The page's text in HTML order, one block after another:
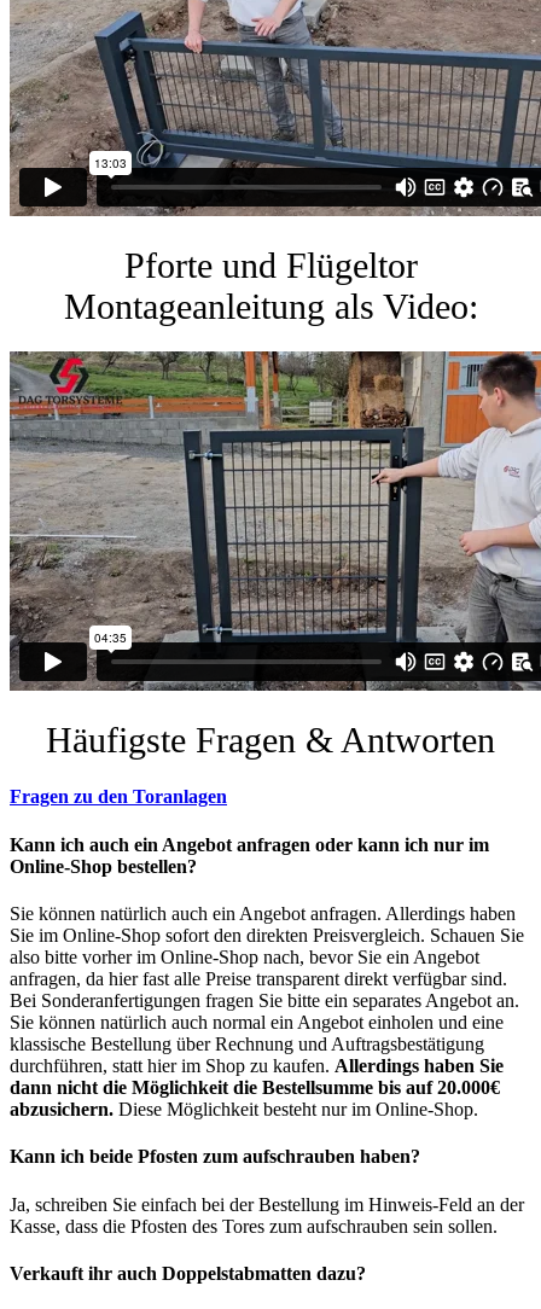
Pforte und Flügeltor
Montageanleitung als Video:
Häufigste Fragen & Antworten
Fragen zu den Toranlagen
Kann ich auch ein Angebot anfragen oder kann ich nur im
Online-Shop bestellen?
Sie können natürlich auch ein Angebot anfragen. Allerdings haben
Sie im Online-Shop sofort den direkten Preisvergleich. Schauen Sie
also bitte vorher im Online-Shop nach, bevor Sie ein Angebot
anfragen, da hier fast alle Preise transparent direkt verfügbar sind.
Bei Sonderanfertigungen fragen Sie bitte ein separates Angebot an.
Sie können natürlich auch normal ein Angebot einholen und eine
klassische Bestellung über Rechnung und Auftragsbestätigung
durchführen, statt hier im Shop zu kaufen. Allerdings haben Sie
dann nicht die Möglichkeit die Bestellsumme bis auf 20.000€
abzusichern. Diese Möglichkeit besteht nur im Online-Shop.
Kann ich beide Pfosten zum aufschrauben haben?
Ja, schreiben Sie einfach bei der Bestellung im Hinweis-Feld an der
Kasse, dass die Pfosten des Tores zum aufschrauben sein sollen.
Verkauft ihr auch Doppelstabmatten dazu?